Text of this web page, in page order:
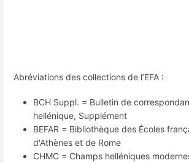
Abréviations des collections de l’EFA :
BCH Suppl. = Bulletin de
hellénique, Supplément
BEFAR = Bibliothèque des Écoles
d'Athènes et de Rome
CHMC = Champs helléniques